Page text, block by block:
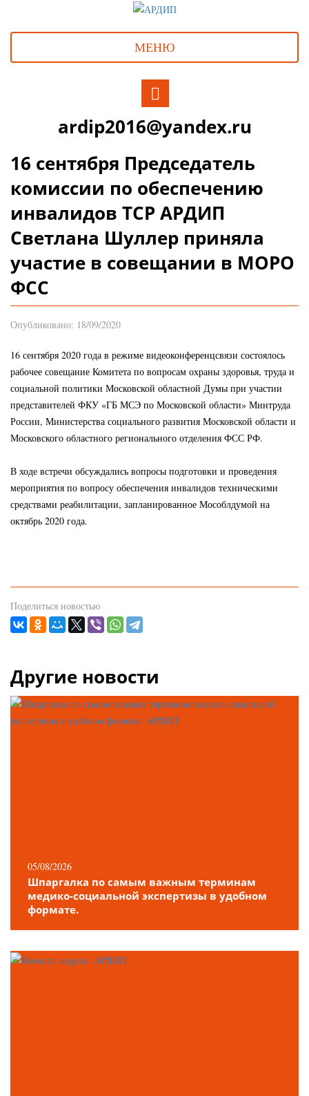
МЕНЮ
ardip2016@yandex.ru
16 сентября Председатель
комиссии по обеспечению
инвалидов ТСР АРДИП
Светлана Шуллер приняла
участие в совещании в МОРО
ФСС
Опубликовано: 18/09/2020
16 сентября 2020 года в режиме видеоконференцсвязи состоялось
рабочее совещание Комитета по вопросам охраны здоровья, труда и
социальной политики Московской областной Думы при участии
представителей ФКУ «ГБ МСЭ по Московской области» Минтруда
России, Министерства социального развития Московской области и
Московского областного регионального отделения ФСС РФ.
В ходе встречи обсуждались вопросы подготовки и проведения
мероприятия по вопросу обеспечения инвалидов техническими
средствами реабилитации, запланированное Мособлдумой на
октябрь 2020 года.
Поделиться новостью
Другие новости
05/08/2026
Шпаргалка по самым важным терминам
медико-социальной экспертизы в удобном
формате.